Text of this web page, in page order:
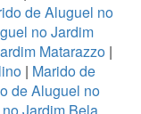
de Aluguel no
no Jardim
Matarazzo|
| Marido de
de Aluguel no